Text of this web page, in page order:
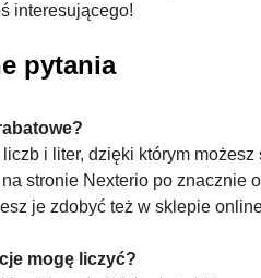
interesującego!
pytania
i liter, dzięki którym
stronie Nexterio po
je zdobyć też w sklepie
mogę liczyć?